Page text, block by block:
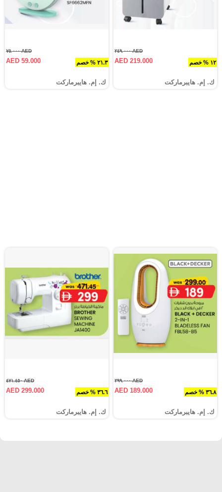
١٢ % خصم
AED ٢٤٩.٠٠٠
AED 219.000
ك. إم. هايبرماركت
٢١.٣ % خصم
AED ٧٥.٠٠٠
AED 59.000
ك. إم. هايبرماركت
٣٦.٨ % خصم
AED ٢٩٩.٠٠٠
AED 189.000
ك. إم. هايبرماركت
٣٦.٦ % خصم
AED ٤٧١.٤٥٠
AED 299.000
ك. إم. هايبرماركت